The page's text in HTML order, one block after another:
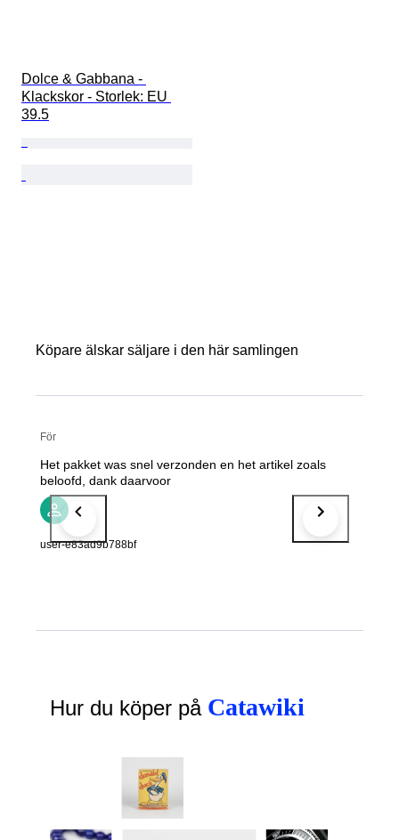
Dolce & Gabbana -
Klackskor - Storlek: EU
39.5
Köpare älskar säljare i den här samlingen
För
Het pakket was snel verzonden en het artikel zoals
beloofd, dank daarvoor
user-e83ad9b788bf
Hur du köper på Catawiki